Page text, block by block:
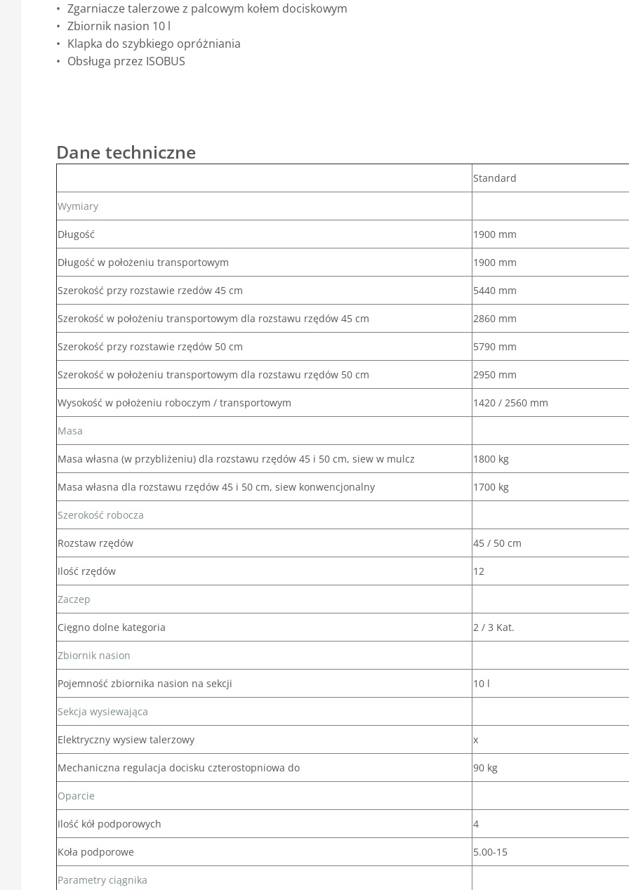
Zgarniacze talerzowe z palcowym kołem dociskowym
Zbiornik nasion 10 l
Klapka do szybkiego opróżniania
Obsługa przez ISOBUS
Dane techniczne
Standard
Wymiary
Długość 1900 mm
Długość w położeniu transportowym 1900 mm
Szerokość przy rozstawie rzedów 45 cm 5440 mm
Szerokość w położeniu transportowym dla rozstawu rzędów 45 cm 2860 mm
Szerokość przy rozstawie rzędów 50 cm 5790 mm
Szerokość w położeniu transportowym dla rozstawu rzędów 50 cm 2950 mm
Wysokość w położeniu roboczym / transportowym 1420 / 2560 mm
Masa
Masa własna (w przybliżeniu) dla rozstawu rzędów 45 i 50 cm, siew w mulcz 1800 kg
Masa własna dla rozstawu rzędów 45 i 50 cm, siew konwencjonalny 1700 kg
Szerokość robocza
Rozstaw rzędów 45 / 50 cm
Ilość rzędów 12
Zaczep
Cięgno dolne kategoria 2 / 3 Kat.
Zbiornik nasion
Pojemność zbiornika nasion na sekcji 10 l
Sekcja wysiewająca
Elektryczny wysiew talerzowy x
Mechaniczna regulacja docisku czterostopniowa do 90 kg
Oparcie
Ilość kół podporowych 4
Koła podporowe 5.00-15
Parametry ciągnika